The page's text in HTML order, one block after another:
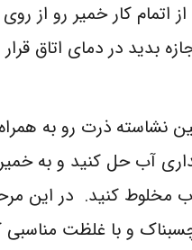
اتمام کار خمیر رو از
بدید در دمای اتاق قرار
نشاسته ذرت رو به
آب حل کنید و به
مخلوط کنید. در این
و با غلظت مناسبی